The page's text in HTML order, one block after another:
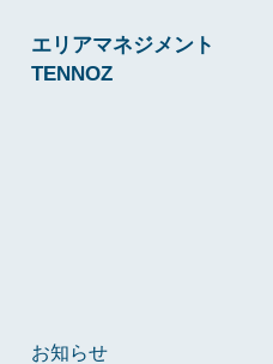
エリアマネジメント
TENNOZ
お知らせ